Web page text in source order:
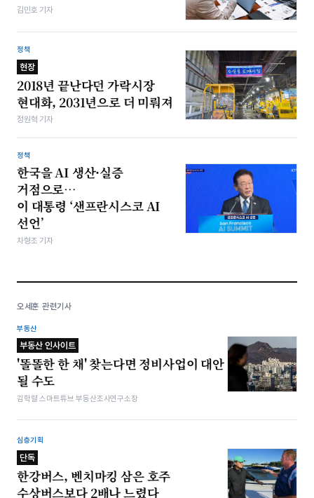
김민호 기자
정책
현장
2018년 끝난다던 가락시장
현대화, 2031년으로 더 미뤄져
정원혁 기자
정책
한국을 AI 생산·실증
거점으로…
이 대통령 ‘샌프란시스코 AI
선언’
차형조 기자
오세훈 관련기사
부동산
부동산 인사이트
'똘똘한 한 채' 찾는다면 정비사업이 대안
될 수도
김학렬 스마트튜브 부동산조사연구소장
심층기획
단독
한강버스, 벤치마킹 삼은 호주
수상버스보다 2배나 느렸다